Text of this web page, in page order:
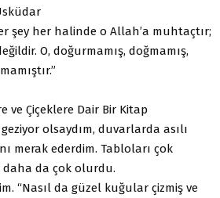
şey her halinde o Allah’a muhtaçtır;
O, doğurmamış, doğmamış,
ve Çiçeklere Dair Bir Kitap
geziyor olsaydım, duvarlarda asılı
merak ederdim. Tabloları çok
daha da çok olurdu.
“Nasıl da güzel kuğular çizmiş ve